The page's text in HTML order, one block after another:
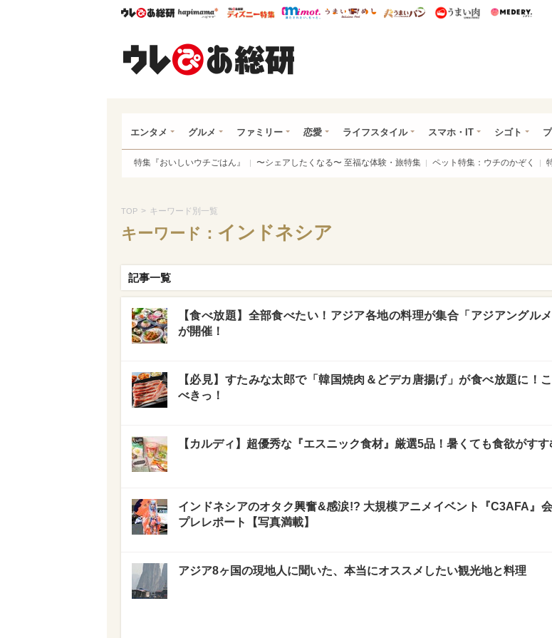
ウレぴあ総研ハピママ* ウレぴあ総研 ディズニー特集
mimot. うまいめし うまいパン うまい肉
エンタメ グルメ ファミリー 恋愛 ライフスタイル スマホ・IT シゴト
特集『おいしいウチごはん』 〜シェアしたくなる〜 至福な体験・旅特集 ペット特集：ウチのかぞく
TOP > キーワード別一覧
キーワード： インドネシア
記事一覧
【食べ放題】全部食べたい！アジア各地の料理が集合「アジアングルメ
が開催！
【必見】すたみな太郎で「韓国焼肉＆どデカ唐揚げ」が食べ放題に！
べきっ！
【カルディ】超優秀な『エスニック食材』厳選5品！暑くても食欲がすす
インドネシアのオタク興奮&感涙!? 大規模アニメイベント『C3AFA』
プレレポート【写真満載】
アジア8ヶ国の現地人に聞いた、本当にオススメしたい観光地と料理